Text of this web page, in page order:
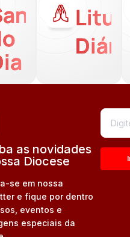
Diária
as novidades
Diocese
se em nossa
e fique por dentro
eventos e
especiais da